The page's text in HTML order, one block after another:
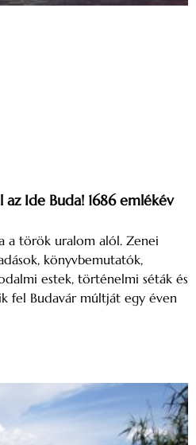
Ide Buda! 1686 emlékév
a török uralom alól. Zenei
könyvbemutatók,
estek, történelmi séták és
fel Budavár múltját egy éven